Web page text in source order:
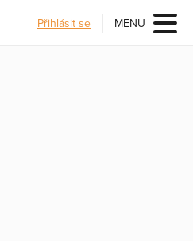
Přihlásit se MENU